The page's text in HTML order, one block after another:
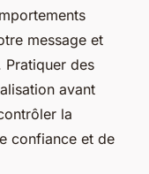
message et
Pratiquer des
avant
la
confiance et de